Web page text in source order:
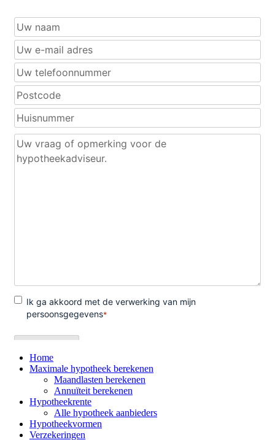
Home
Maximale hypotheek berekenen
Maandlasten berekenen
Annuïteit berekenen
Hypotheekrente
Alle hypotheek aanbieders
Hypotheekvormen
Verzekeringen